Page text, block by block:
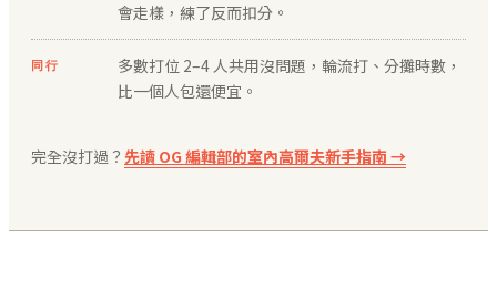
會走樣，練了反而扣分。
同行
多數打位 2–4 人共用沒問題，輪流打、分攤時數，
比一個人包還便宜。
完全沒打過？ 先讀 OG 編輯部的室內高爾夫新手指南 →